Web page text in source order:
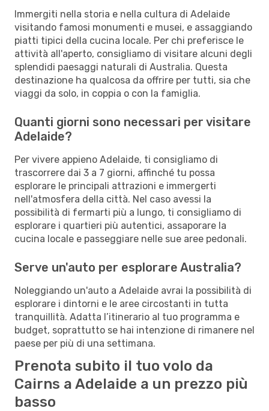
Immergiti nella storia e nella cultura di Adelaide
visitando famosi monumenti e musei, e assaggiando
piatti tipici della cucina locale. Per chi preferisce le
attività all'aperto, consigliamo di visitare alcuni degli
splendidi paesaggi naturali di Australia. Questa
destinazione ha qualcosa da offrire per tutti, sia che
viaggi da solo, in coppia o con la famiglia.
Quanti giorni sono necessari per visitare
Adelaide?
Per vivere appieno Adelaide, ti consigliamo di
trascorrere dai 3 a 7 giorni, affinché tu possa
esplorare le principali attrazioni e immergerti
nell'atmosfera della città. Nel caso avessi la
possibilità di fermarti più a lungo, ti consigliamo di
esplorare i quartieri più autentici, assaporare la
cucina locale e passeggiare nelle sue aree pedonali.
Serve un'auto per esplorare Australia?
Noleggiando un'auto a Adelaide avrai la possibilità di
esplorare i dintorni e le aree circostanti in tutta
tranquillità. Adatta l’itinerario al tuo programma e
budget, soprattutto se hai intenzione di rimanere nel
paese per più di una settimana.
Prenota subito il tuo volo da
Cairns a Adelaide a un prezzo più
basso